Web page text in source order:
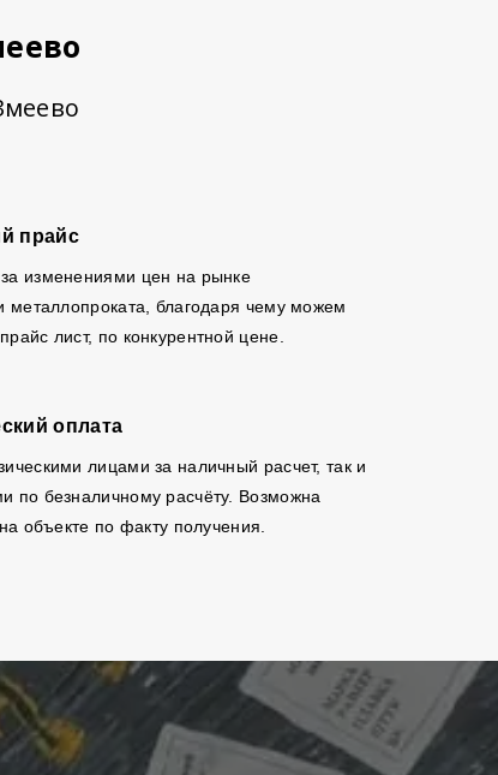
прайс
изменениями цен на рынке
металлопроката, благодаря чему можем
лист, по конкурентной цене.
оплата
лицами за наличный расчет, так и
по безналичному расчёту. Возможна
объекте по факту получения.